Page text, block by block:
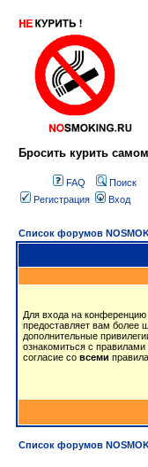
Бросить курить
FAQ
Поиск
Регистрация
Вход
Список форумов
Для входа на конференцию
предоставляет вам более
дополнительные
ознакомиться с
согласие со всеми
Список форумов